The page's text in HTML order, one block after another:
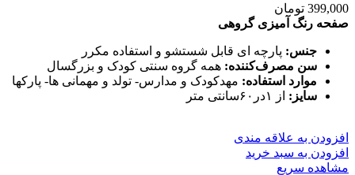
399,000 تومان
صفحه رنگ آمیزی گروهی
جنس: پارچه ای قابل شستشو و استفاده مکرر
سن مصرف‌کننده: همه گروه سنتی کودک و بزرگسال
موارد استفاده: مهدکودک و مدارس- تولد و مهمانی ها- پارکها
سایز: از ۱در۶۰سانتی متر
افزودن به علاقه مندی
افزودن به سبد خرید
مشاهده سریع